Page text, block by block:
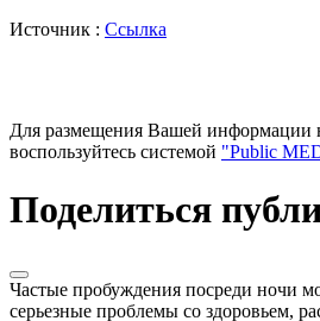
Источник : Ссылка
Для размещения Вашей информации
воспользуйтесь системой "Public
Поделиться
Частые пробуждения посреди ночи
серьезные проблемы со здоровьем,